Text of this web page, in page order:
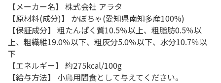
【メーカー名】 株式会社 アラタ
【原材料(成分)】 かぼちゃ(愛知県南知多産100%)
【保証成分】 粗たんぱく質10.5％以上、粗脂肪0.5％以
上、粗繊維19.0％以下、粗灰分5.0％以下、水分10.7％以
下
【エネルギー】 約275kcal/100g
【給与方法】 小鳥用間食として与えてください。